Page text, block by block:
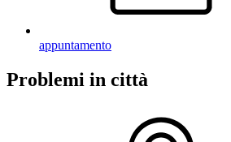
appuntamento
Problemi in città